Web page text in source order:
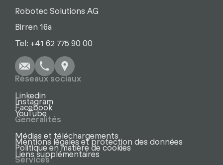
Robotec Solutions AG
Birren 16a
Tel: +41 62 775 90 00
Réseaux sociaux
Linkedin
Instagram
Facebook
YouTube
Généralités
Médias et téléchargements
Mentions légales et protection des données
Politique en matière de cookies
Liens supplémentaires
Services